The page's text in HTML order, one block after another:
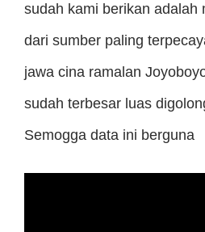
sudah kami berikan adalah
dari sumber paling
jawa cina ramalan
sudah terbesar luas
Semogga data ini berguna